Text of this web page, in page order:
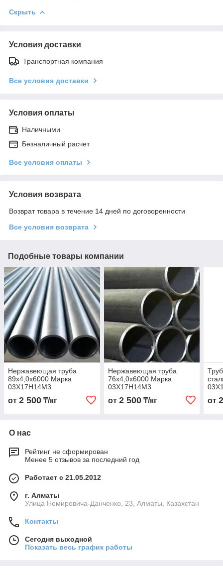
Скрыть
Условия доставки
Транспортная компания
Все условия доставки
Условия оплаты
Наличными
Безналичный расчет
Все условия оплаты
Условия возврата
Возврат товара в течение 14 дней по договоренности
Все условия возврата
Подобные товары компании
Нержавеющая труба
89х4,0х6000 Марка
03Х17Н14М3
от 2 500 ₸/кг
Нержавеющая труба
76х4,0х6000 Марка
03Х17Н14М3
от 2 500₸/кг от
О нас
Рейтинг не сформирован
Менее 5 отзывов за последний год
Работает с 21.05.2012
г. Алматы
Улица Немировича-Данченко, 23, Алматы, Казахстан
Контакты
Сегодня выходной
Показать весь график работы